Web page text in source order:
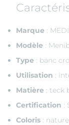
Marque :
Modèle :
Type : banc
Utilisation :
Matière : teck
Certification :
Coloris :